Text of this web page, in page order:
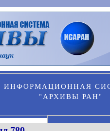
ИНФОРМАЦИОННАЯ
"АРХИВЫ РАН"